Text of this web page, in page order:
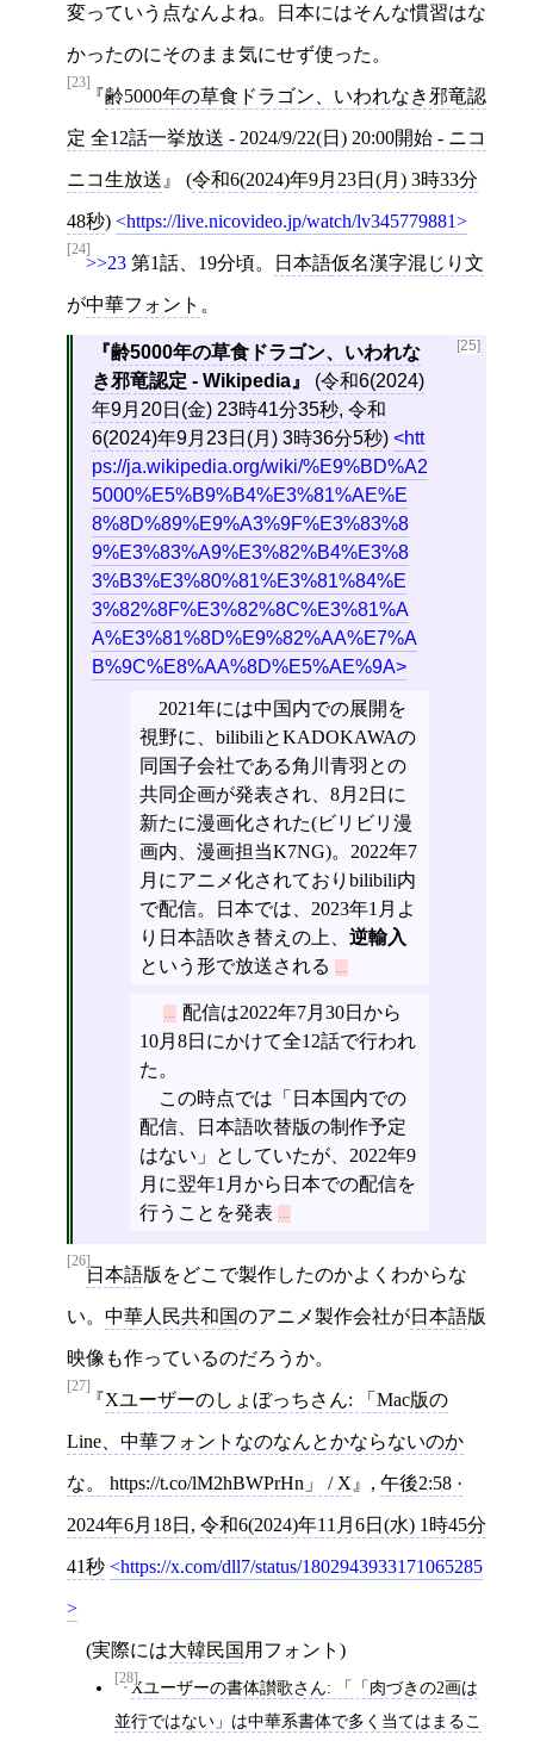
変っていう点なんよね。日本にはそんな慣習はな
かったのにそのまま気にせず使った。
[23]
齢5000年の草食ドラゴン、いわれなき邪竜認
定 全12話一挙放送 - 2024/9/22(日) 20:00開始 - ニコ
ニコ生放送 (令和6(2024)年9月23日(月) 3時33分
48秒) https://live.nicovideo.jp/watch/lv345779881
[24]
>>23 第1話、19分頃。 日本語仮名漢字混じり文
が中華フォント 。
[25]
齢5000年の草食ドラゴン、いわれな
き邪竜認定 - Wikipedia
(令和6(2024)
年9月20日(金) 23時41分35秒, 令和
6(2024)年9月23日(月) 3時36分5秒)
htt
ps://ja.wikipedia.org/wiki/%E9%BD%A2
5000%E5%B9%B4%E3%81%AE%E
8%8D%89%E9%A3%9F%E3%83%8
9%E3%83%A9%E3%82%B4%E3%8
3%B3%E3%80%81%E3%81%84%E
3%82%8F%E3%82%8C%E3%81%A
A%E3%81%8D%E9%82%AA%E7%A
B%9C%E8%AA%8D%E5%AE%9A
2021年には中国内での展開を
視野に、bilibiliとKADOKAWAの
同国子会社である角川青羽との
共同企画が発表され、8月2日に
新たに漫画化された(ビリビリ漫
画内、漫画担当K7NG)。2022年7
月にアニメ化されておりbilibili内
で配信。日本では、2023年1月よ
り日本語吹き替えの上、 逆輸入
という形で放送される
配信は2022年7月30日から
10月8日にかけて全12話で行われ
た。
この時点では「日本国内での
配信、日本語吹替版の制作予定
はない」としていたが、2022年9
月に翌年1月から日本での配信を
行うことを発表
[26]
日本語版をどこで製作したのかよくわからな
い。 中華人民共和国のアニメ製作会社が日本語版
映像も作っているのだろうか。
[27]
Xユーザーのしょぼっちさん: 「Mac版の
Line、中華フォントなのなんとかならないのか
な。 https://t.co/lM2hBWPrHn」 / X , 午後2:58 ·
2024年6月18日 , 令和6(2024)年11月6日(水) 1時45分
41秒 https://x.com/dll7/status/1802943933171065285
(実際には大韓民国 用フォント)
[28]Xユーザーの書体讃歌さん: 「「肉づきの2画は
並行ではない」は中華系書体で多く当てはまるこ